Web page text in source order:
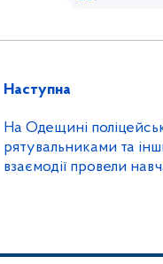
Наступна
На Одещині
рятувальниками та
взаємодії провели